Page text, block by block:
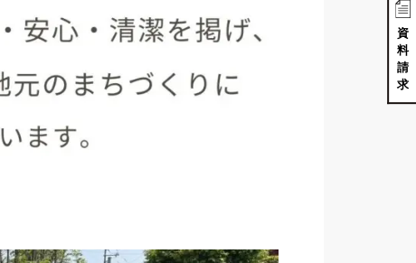
資
料
請
求